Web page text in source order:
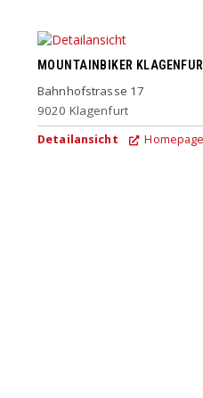
MOUNTAINBIKER
Bahnhofstrasse 17
9020 Klagenfurt
Detailansicht Homepage